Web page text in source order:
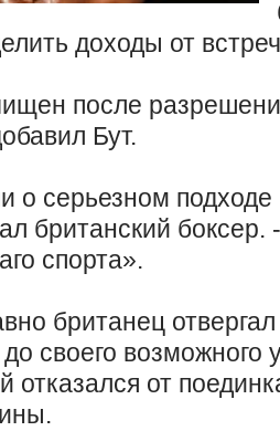
доходы от
после
Бут.
о серьезном подходе
британский
спорта».
британец
своего возможного
отказался от